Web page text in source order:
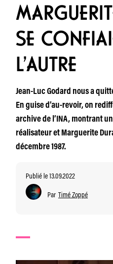
SE
L’AUTRE
Jean-Luc Godard nous a
En guise d’au-revoir, on
archive de l’INA, montrant
réalisateur et Marguerite
décembre 1987.
Publié le 13.09.2022
Par Timé Zoppé